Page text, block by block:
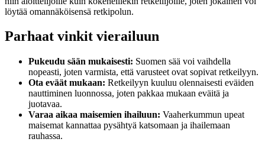
löytää omannäköisensä retkipolun.
Parhaat vinkit vierailuun
Pukeudu sään mukaisesti: Suomen sää voi vaihdella
nopeasti, joten varmista, että varusteet ovat sopivat retkeilyyn.
Ota eväät mukaan: Retkeilyyn kuuluu olennaisesti eväiden
nauttiminen luonnossa, joten pakkaa mukaan eväitä ja
juotavaa.
Varaa aikaa maisemien ihailuun: Vaaherkummun upeat
maisemat kannattaa pysähtyä katsomaan ja ihailemaan
rauhassa.